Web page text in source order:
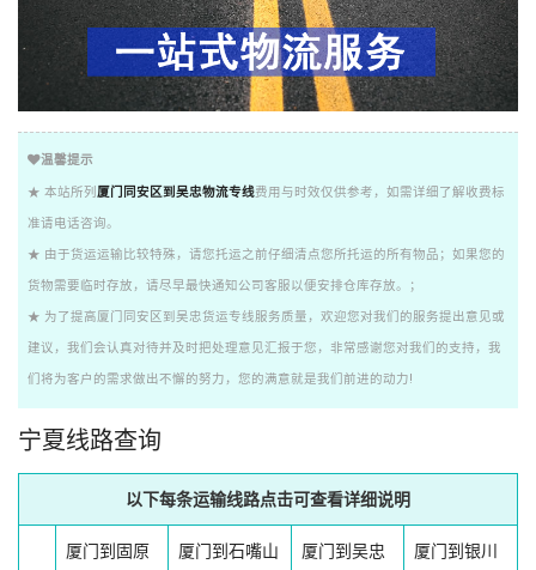
温馨提示
★ 本站所列 厦门同安区到吴忠物流专线费用与时效仅供参考，如需详细了解收费标
准请电话咨询。
★ 由于货运运输比较特殊，请您托运之前仔细清点您所托运的所有物品；如果您的
货物需要临时存放，请尽早最快通知公司客服以便安排仓库存放。；
★ 为了提高厦门同安区到吴忠货运专线服务质量，欢迎您对我们的服务提出意见或
建议，我们会认真对待并及时把处理意见汇报于您，非常感谢您对我们的支持，我
们将为客户的需求做出不懈的努力，您的满意就是我们前进的动力!
宁夏线路查询
以下每条运输线路点击可查看详细说明
厦门到固原
厦门到石嘴山
厦门到吴忠
厦门到银川